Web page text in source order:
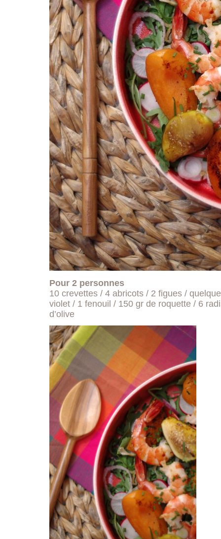
Pour 2 personnes
10 crevettes / 4 abricots / 2 figues /
violet / 1 fenouil / 150 gr de roquette / 6
d’olive